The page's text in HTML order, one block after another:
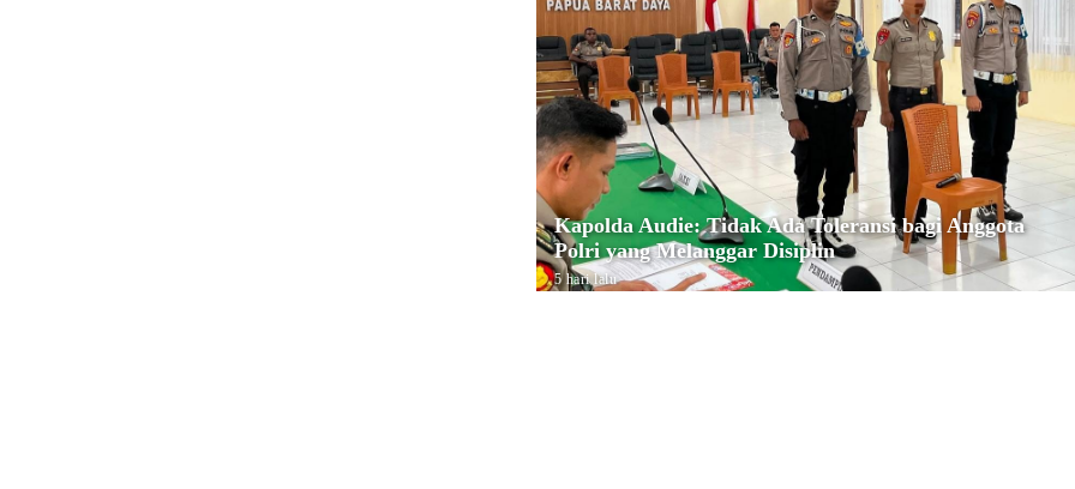
Kapolda Audie: Tidak Ada Toleransi bagi Anggota
Polri yang Melanggar Disiplin
5 hari lalu